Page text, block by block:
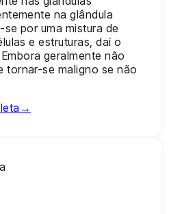
na glândula
por uma mistura de
e estruturas, daí o
geralmente não
tornar-se maligno se não
→